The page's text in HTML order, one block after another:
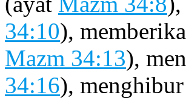
34:10),
Mazm 34:13),
34:16),